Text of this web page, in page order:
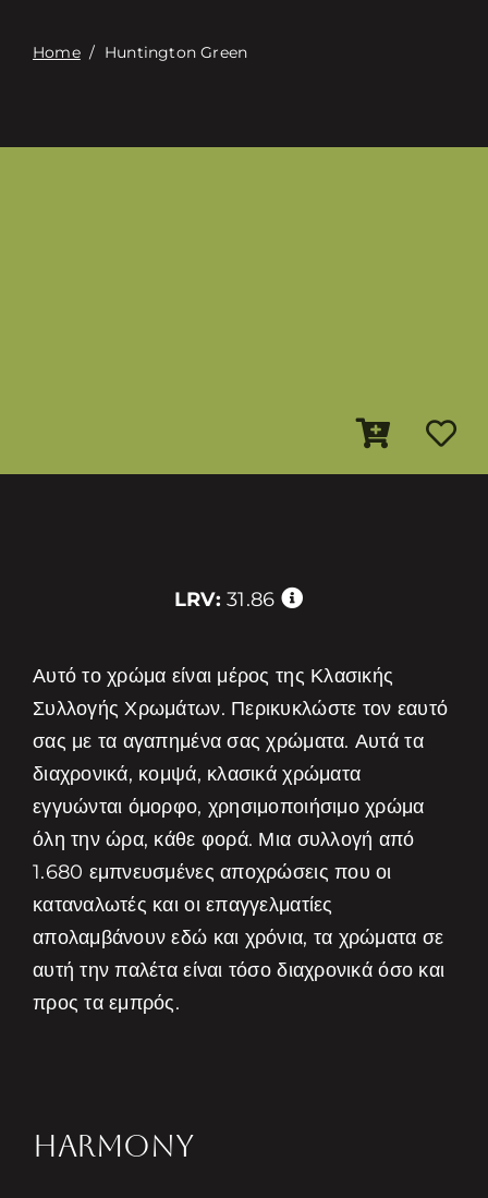
Home/ Huntington Green
LRV: 31.86
Αυτό το χρώμα είναι μέρος της Κλασικής
Συλλογής Χρωμάτων. Περικυκλώστε τον εαυτό
σας με τα αγαπημένα σας χρώματα. Αυτά τα
διαχρονικά, κομψά, κλασικά χρώματα
εγγυώνται όμορφο, χρησιμοποιήσιμο χρώμα
όλη την ώρα, κάθε φορά. Μια συλλογή από
1.680 εμπνευσμένες αποχρώσεις που οι
καταναλωτές και οι επαγγελματίες
απολαμβάνουν εδώ και χρόνια, τα χρώματα σε
αυτή την παλέτα είναι τόσο διαχρονικά όσο και
προς τα εμπρός.
HARMONY